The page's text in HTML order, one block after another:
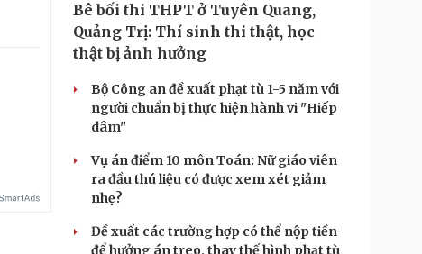
Bê bối thi THPT ở Tuyên Quang,
Quảng Trị: Thí sinh thi thật, học
thật bị ảnh hưởng
Bộ Công an đề xuất phạt tù 1-5 năm với
người chuẩn bị thực hiện hành vi "Hiếp
dâm"
Vụ án điểm 10 môn Toán: Nữ giáo viên
ra đầu thú liệu có được xem xét giảm
nhẹ?
Đề xuất các trường hợp có thể nộp tiền
để hưởng án treo, thay thế hình phạt tù